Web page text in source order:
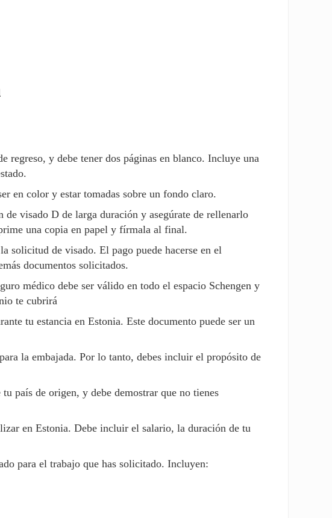
regreso, y debe tener dos páginas en blanco. Incluye una
en color y estar tomadas sobre un fondo claro.
de visado D de larga duración y asegúrate de rellenarlo
una copia en papel y fírmala al final.
solicitud de visado. El pago puede hacerse en el
documentos solicitados.
médico debe ser válido en todo el espacio Schengen y
te cubrirá
tu estancia en Estonia. Este documento puede ser un
la embajada. Por lo tanto, debes incluir el propósito de
país de origen, y debe demostrar que no tienes
en Estonia. Debe incluir el salario, la duración de tu
para el trabajo que has solicitado. Incluyen: